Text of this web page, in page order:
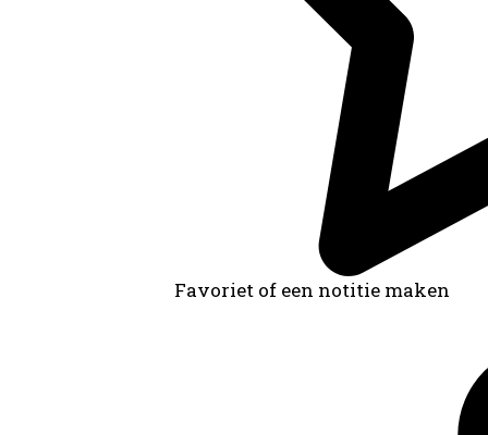
Favoriet of een notitie maken